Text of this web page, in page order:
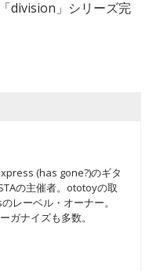
division」シリーズ完
(has gone?)のギタ
の主催者。ototoyの取
レーベル・オーナー。
ガナイズも多数。